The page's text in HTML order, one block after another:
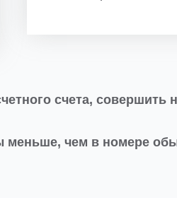
счета, совершить
меньше, чем в номере